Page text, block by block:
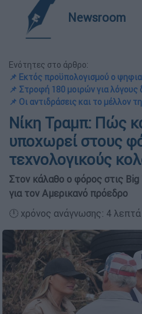
Newsroom
Ενότητες στο άρθρο:
📌 Εκτός προϋπολογισμού ο
📌 Στροφή 180 μοιρών για λόγους
📌 Οι αντιδράσεις και το μέλλον
Νίκη Τραμπ: Πώς
υποχωρεί στους
τεχνολογικούς
Στον κάλαθο ο φόρος στις
για τον Αμερικανό πρόεδρο
🕛 χρόνος ανάγνωσης: 4